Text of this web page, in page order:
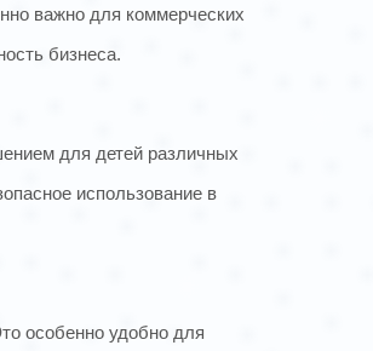
важно для коммерческих
бизнеса.
для детей различных
использование в
особенно удобно для